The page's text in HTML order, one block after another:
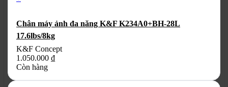
Chân máy ảnh đa năng K&F K234A0+BH-28L
17.6lbs/8kg
K&F Concept
1.050.000 ₫
Còn hàng